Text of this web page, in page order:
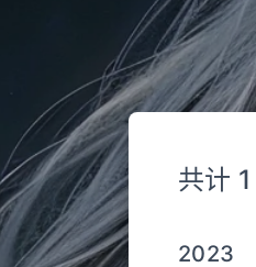
共计
2023